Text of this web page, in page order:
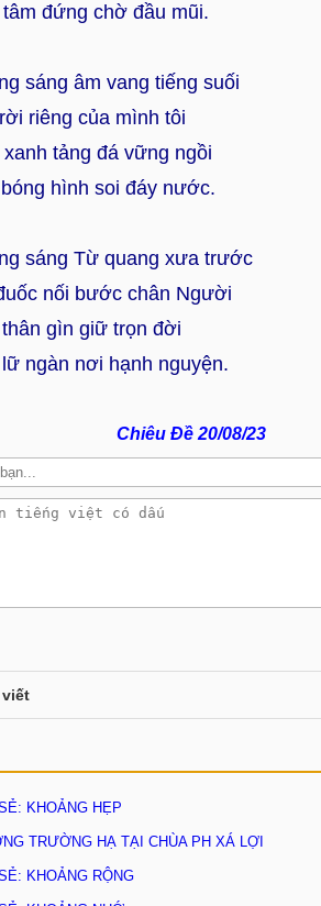
đứng chờ đầu mũi.
sáng âm vang tiếng suối
riêng của mình tôi
xanh tảng đá vững ngồi
hình soi đáy nước.
sáng Từ quang xưa trước
nối bước chân Người
gìn giữ trọn đời
ngàn nơi hạnh nguyện.
Chiêu Đề 20/08/23
KHOẢNG HẸP
TRƯỜNG HẠ TẠI CHÙA PH XÁ LỢI
KHOẢNG RỘNG